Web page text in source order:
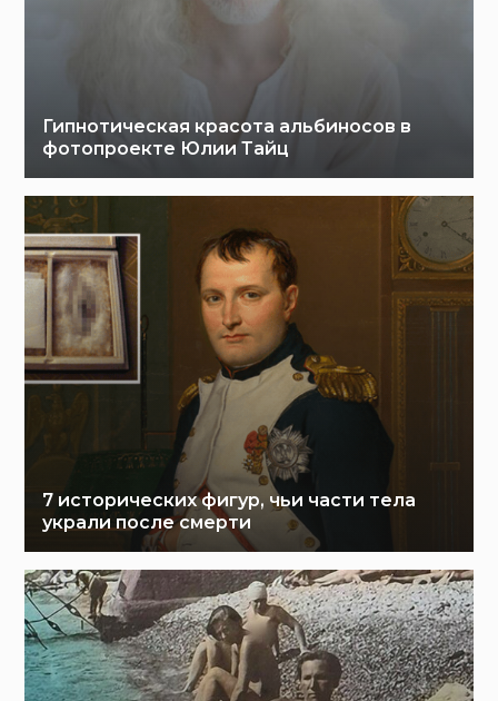
Гипнотическая красота альбиносов в
фотопроекте Юлии Тайц
7 исторических фигур, чьи части тела
украли после смерти